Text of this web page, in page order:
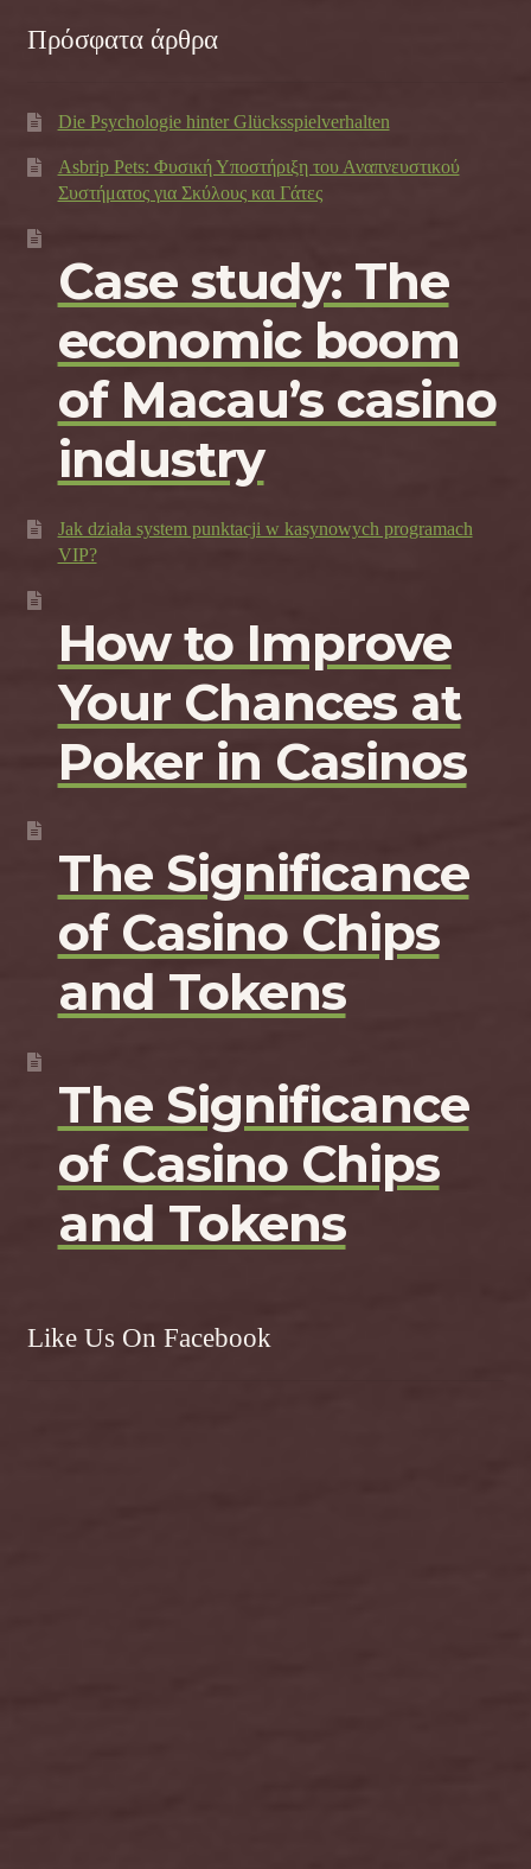
Πρόσφατα άρθρα
Die Psychologie hinter Glücksspielverhalten
Asbrip Pets: Φυσική Υποστήριξη του Αναπνευστικού
Συστήματος για Σκύλους και Γάτες
Case study: The
economic boom
of Macau’s casino
industry
Jak działa system punktacji w kasynowych programach
VIP?
How to Improve
Your Chances at
Poker in Casinos
The Significance
of Casino Chips
and Tokens
The Significance
of Casino Chips
and Tokens
Like Us On Facebook